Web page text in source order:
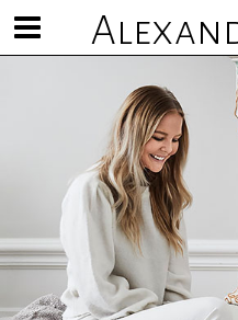
Visa/göm
meny